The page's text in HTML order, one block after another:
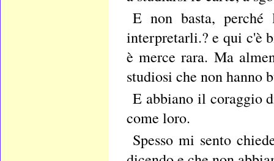
E non basta,
interpretarli.? e qui c'è
è merce rara. Ma
studiosi che non hanno
E abbiano il coraggio
come loro.
Spesso mi sento